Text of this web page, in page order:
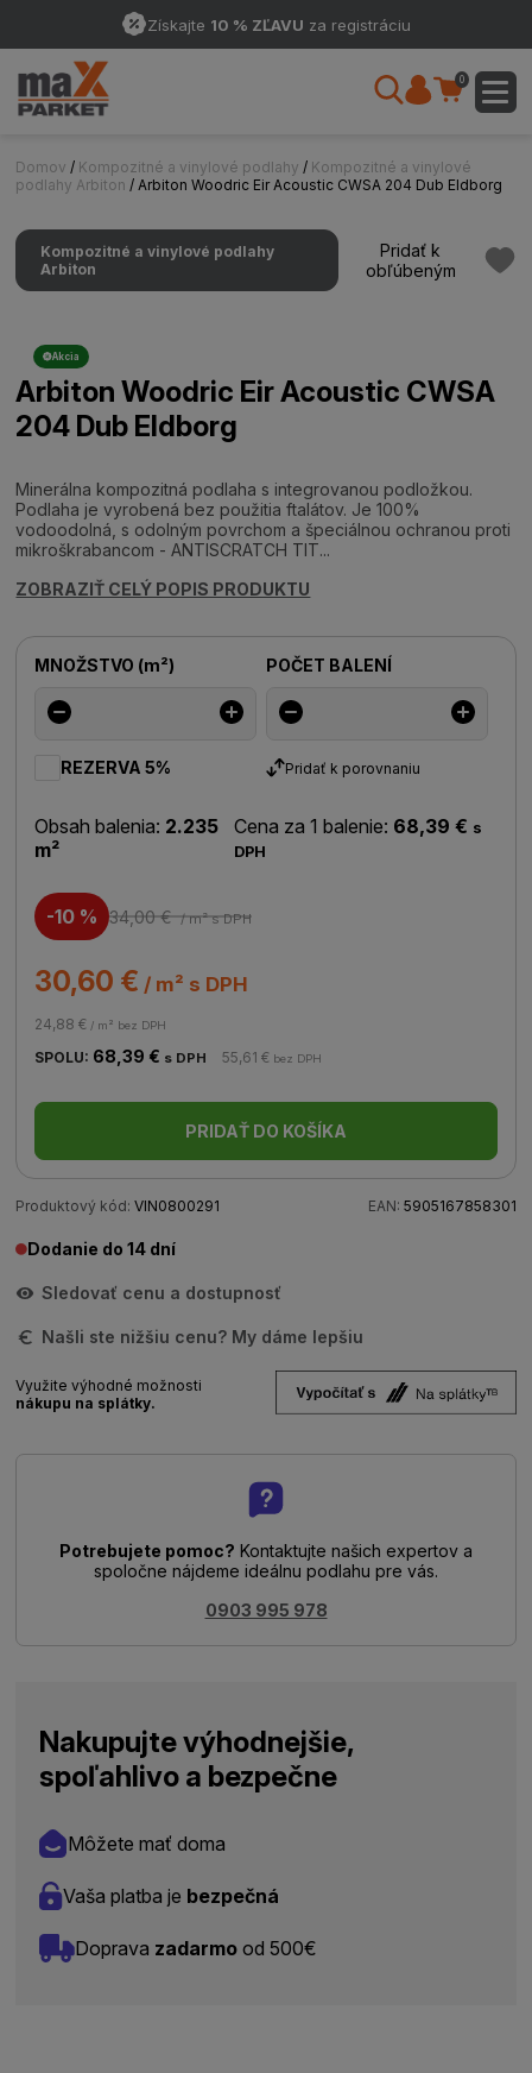
Získajte 10 % ZĽAVU za registráciu
0
Domov / Kompozitné a vinylové podlahy / Kompozitné a vinylové
podlahy Arbiton/ Arbiton Woodric Eir Acoustic CWSA 204 Dub Eldborg
Kompozitné a vinylové podlahy
Arbiton
Pridať k
obľúbeným
Akcia
Arbiton Woodric Eir Acoustic CWSA
204 Dub Eldborg
Minerálna kompozitná podlaha s integrovanou podložkou.
Podlaha je vyrobená bez použitia ftalátov. Je 100%
vodoodolná, s odolným povrchom a špeciálnou ochranou proti
mikroškrabancom - ANTISCRATCH TIT...
ZOBRAZIŤ CELÝ POPIS PRODUKTU
MNOŽSTVO (m²) POČET BALENÍ
REZERVA 5% Pridať k porovnaniu
Obsah balenia: 2.235
m²
Cena za 1 balenie: 68,39 € s
DPH
-10 % 34,00 €/ m²s DPH
30,60 € / m² s DPH
24,88 € / m² bez DPH
SPOLU: 68,39 € s DPH 55,61 € bez DPH
PRIDAŤ DO KOŠÍKA
Produktový kód: VIN0800291 EAN: 5905167858301
Dodanie do 14 dní
Sledovať cenu a dostupnosť
Našli ste nižšiu cenu? My dáme lepšiu
Využite výhodné možnosti
nákupu na splátky.
Potrebujete pomoc? Kontaktujte našich expertov a
spoločne nájdeme ideálnu podlahu pre vás.
0903 995 978
Nakupujte výhodnejšie,
spoľahlivo a bezpečne
Môžete mať doma
Vaša platba je bezpečná
Doprava zadarmo od 500€